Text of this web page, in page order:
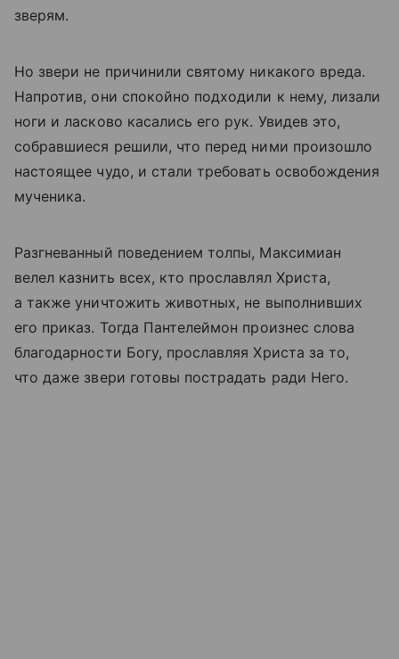
зверям.
Но звери не причинили святому никакого вреда.
Напротив, они спокойно подходили к нему, лизали
ноги и ласково касались его рук. Увидев это,
собравшиеся решили, что перед ними произошло
настоящее чудо, и стали требовать освобождения
мученика.
Разгневанный поведением толпы, Максимиан
велел казнить всех, кто прославлял Христа,
а также уничтожить животных, не выполнивших
его приказ. Тогда Пантелеймон произнес слова
благодарности Богу, прославляя Христа за то,
что даже звери готовы пострадать ради Него.